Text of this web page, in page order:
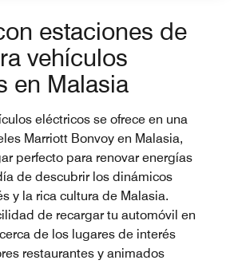
estaciones de
vehículos
en Malasia
eléctricos se ofrece en una
Marriott Bonvoy en Malasia,
perfecto para renovar energías
de descubrir los dinámicos
y la rica cultura de Malasia.
de recargar tu automóvil en
de los lugares de interés
restaurantes y animados